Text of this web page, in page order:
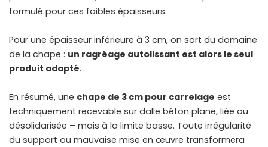
formulé pour ces faibles épaisseurs.
Pour une épaisseur inférieure à 3 cm, on sort du domaine
de la chape : un ragréage autolissant est alors le seul
produit adapté.
En résumé, une chape de 3 cm pour carrelage est
techniquement recevable sur dalle béton plane, liée ou
désolidarisée – mais à la limite basse. Toute irrégularité
du support ou mauvaise mise en œuvre transformera